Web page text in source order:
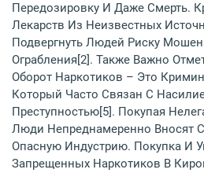
Передозировку И Даже Смерть.
Лекарств Из Неизвестных
Подвергнуть Людей Риску
Ограбления[2]. Также Важно
Оборот Наркотиков – Это
Который Часто Связан С
Преступностью[5]. Покупая
Люди Непреднамеренно Вносят
Опасную Индустрию. Покупка И
Запрещенных Наркотиков В